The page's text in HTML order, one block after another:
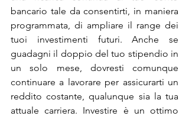
bancario tale da consentirti, in maniera
programmata, di ampliare il range dei
tuoi investimenti futuri. Anche se
guadagni il doppio del tuo stipendio in
un solo mese, dovresti comunque
continuare a lavorare per assicurarti un
reddito costante, qualunque sia la tua
attuale carriera. Investire è un ottimo